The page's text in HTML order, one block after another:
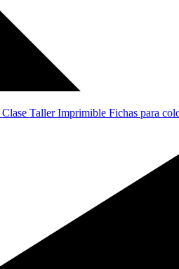
Clase TallerImprimible Fichas para